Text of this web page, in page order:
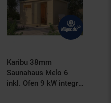
Karibu 38mm
Saunahaus Melo 6
inkl. Ofen 9 kW integr.